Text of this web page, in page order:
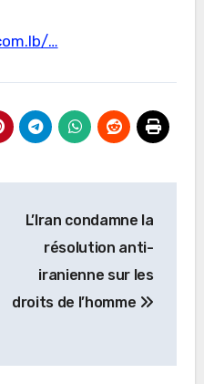
…
L’Iran condamne la
résolution anti-
iranienne sur les
droits de l’homme